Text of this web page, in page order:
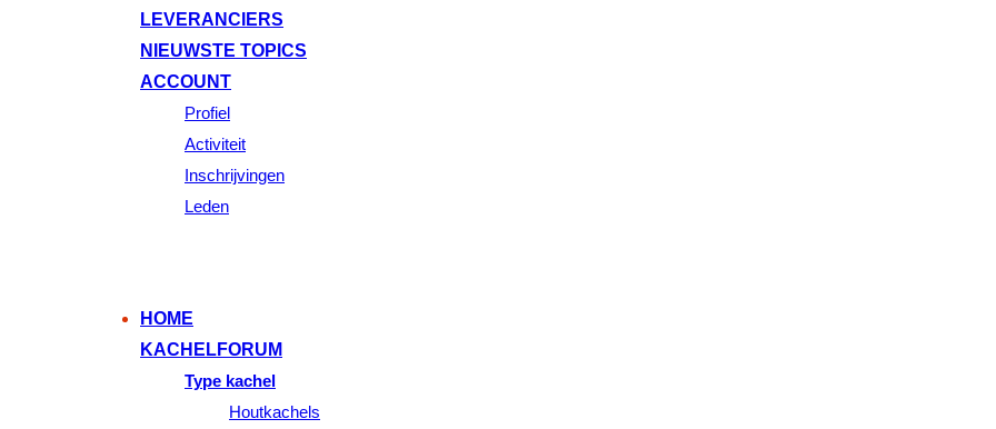
LEVERANCIERS
NIEUWSTE TOPICS
ACCOUNT
Profiel
Activiteit
Inschrijvingen
Leden
HOME
KACHELFORUM
Type kachel
Houtkachels